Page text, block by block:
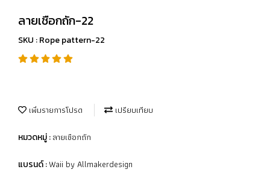
ลายเชือกถัก-22
SKU : Rope pattern-22
เพิ่มรายการโปรด เปรียบเทียบ
หมวดหมู่ :ลายเชือกถัก
แบรนด์ :Waii by Allmakerdesign